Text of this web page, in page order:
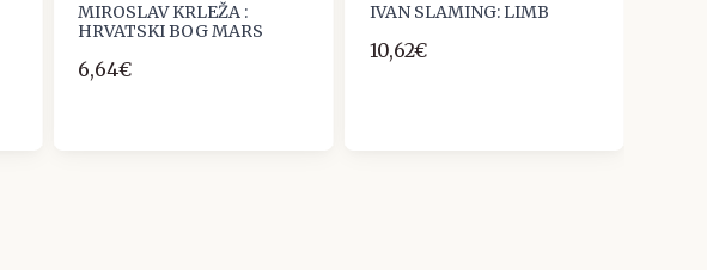
MIROSLAV KRLEŽA :
HRVATSKI BOG MARS
6,64€
IVAN SLAMING: LIMB
10,62€